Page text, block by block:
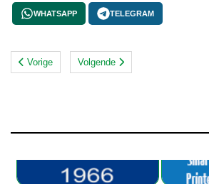
WHATSAPP TELEGRAM
Vorige Volgende